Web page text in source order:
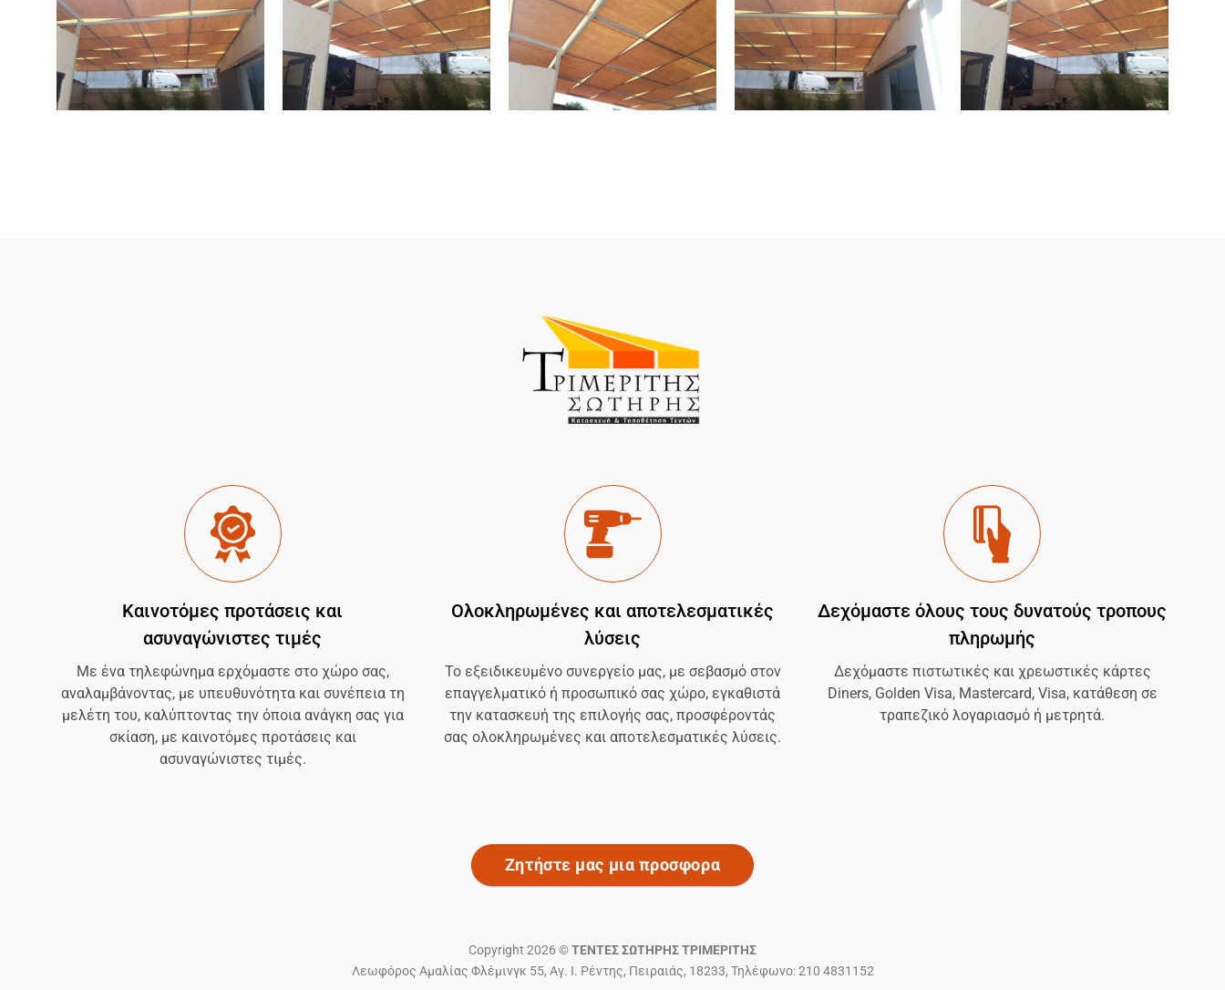
Καινοτόμες προτάσεις και
ασυναγώνιστες τιμές
Με ένα τηλεφώνημα ερχόμαστε στο χώρο σας,
αναλαμβάνοντας, με υπευθυνότητα και συνέπεια τη
μελέτη του, καλύπτοντας την όποια ανάγκη σας για
σκίαση, με καινοτόμες προτάσεις και
ασυναγώνιστες τιμές.
Ολοκληρωμένες και αποτελεσματικές
λύσεις
Το εξειδικευμένο συνεργείο μας, με σεβασμό στον
επαγγελματικό ή προσωπικό σας χώρο, εγκαθιστά
την κατασκευή της επιλογής σας, προσφέροντάς
σας ολοκληρωμένες και αποτελεσματικές λύσεις.
Δεχόμαστε όλους τους δυνατούς τροπους
πληρωμής
Δεχόμαστε πιστωτικές και χρεωστικές κάρτες
Diners, Golden Visa, Mastercard, Visa, κατάθεση σε
τραπεζικό λογαριασμό ή μετρητά.
Ζητήστε μας μια προσφορα
Copyright 2026 ©ΤΕΝΤΕΣ ΣΩΤΗΡΗΣ ΤΡΙΜΕΡΙΤΗΣ
Λεωφόρος Αμαλίας Φλέμινγκ 55, Αγ. Ι. Ρέντης, Πειραιάς, 18233, Τηλέφωνο: 210 4831152